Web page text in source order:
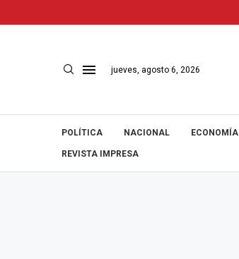
jueves, agosto 6, 2026
POLÍTICA NACIONAL ECONOMÍA
REVISTA IMPRESA